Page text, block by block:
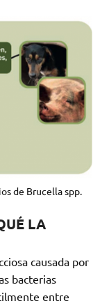
de Brucella spp.
LA
causada por
bacterias
entre